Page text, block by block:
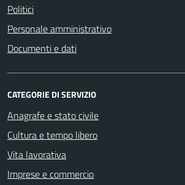
Politici
Personale amministrativo
Documenti e dati
CATEGORIE DI SERVIZIO
Anagrafe e stato civile
Cultura e tempo libero
Vita lavorativa
Imprese e commercio